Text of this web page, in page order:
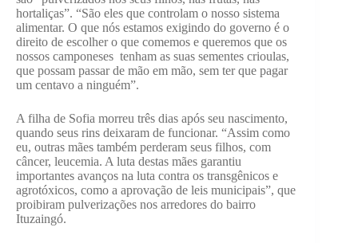
hortaliças”. “São eles que controlam o nosso sistema
alimentar. O que nós estamos exigindo do governo é o
direito de escolher o que comemos e queremos que os
nossos camponeses tenham as suas sementes crioulas,
que possam passar de mão em mão, sem ter que pagar
um centavo a ninguém”.
A filha de Sofia morreu três dias após seu nascimento,
quando seus rins deixaram de funcionar. “Assim como
eu, outras mães também perderam seus filhos, com
câncer, leucemia. A luta destas mães garantiu
importantes avanços na luta contra os transgênicos e
agrotóxicos, como a aprovação de leis municipais”, que
proibiram pulverizações nos arredores do bairro
Ituzaingó.